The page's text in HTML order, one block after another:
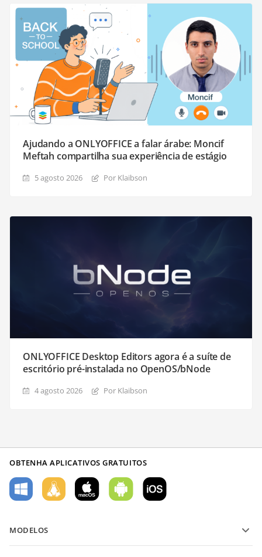
Ajudando a ONLYOFFICE a falar árabe: Moncif
Meftah compartilha sua experiência de estágio
5 agosto 2026 Por Klaibson
ONLYOFFICE Desktop Editors agora é a suíte de
escritório pré-instalada no OpenOS/bNode
4 agosto 2026 Por Klaibson
OBTENHA APLICATIVOS GRATUITOS
MODELOS